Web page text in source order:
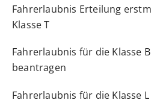
Fahrerlaubnis Erteilung
Klasse T
Fahrerlaubnis für die Klasse
beantragen
Fahrerlaubnis für die Klasse